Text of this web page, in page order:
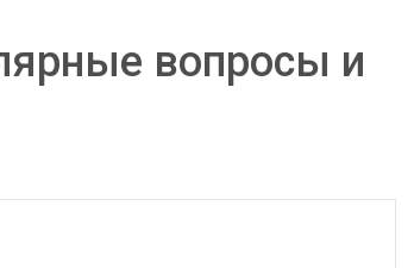
вопросы и